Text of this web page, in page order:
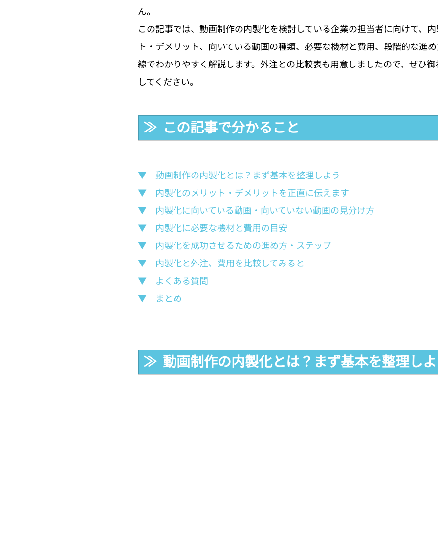
ん。
この記事では、動画制作の内製化を検討している企業の担当者に向けて、
ト・デメリット、向いている動画の種類、必要な機材と費用、段階的な進
線でわかりやすく解説します。外注との比較表も用意しましたので、ぜひ
してください。
≫  この記事で分かること
▼　動画制作の内製化とは？まず基本を整理しよう
▼　内製化のメリット・デメリットを正直に伝えます
▼　内製化に向いている動画・向いていない動画の見分け方
▼　内製化に必要な機材と費用の目安
▼　内製化を成功させるための進め方・ステップ
▼　内製化と外注、費用を比較してみると
▼　よくある質問
▼　まとめ
≫  動画制作の内製化とは？まず基本を整理し